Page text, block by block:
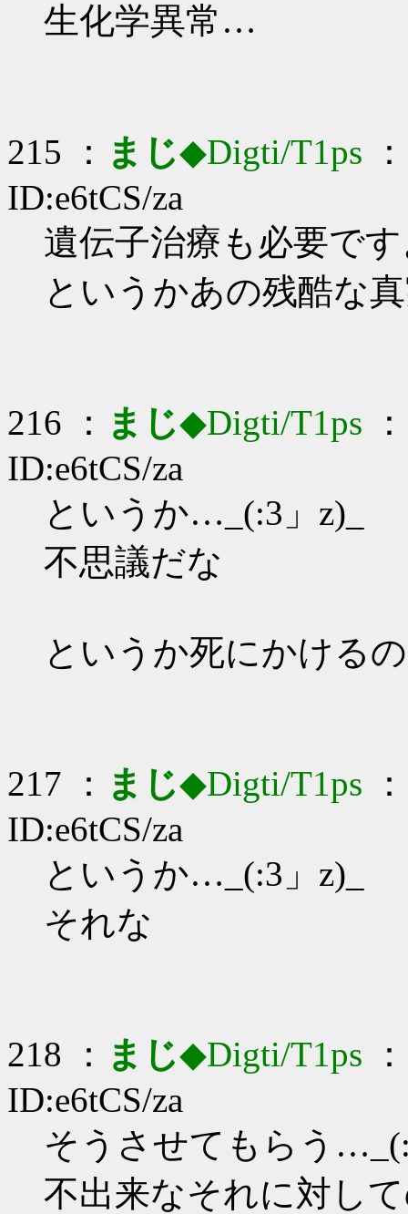
生化学異常…
215 ： まじ◆Digti/T1ps
ID:e6tCS/za
遺伝子治療も必要で
というかあの残酷な
216 ： まじ◆Digti/T1ps
ID:e6tCS/za
というか…_(:3」z)_
不思議だな
というか死にかける
217 ： まじ◆Digti/T1ps
ID:e6tCS/za
というか…_(:3」z)_
それな
218 ： まじ◆Digti/T1ps
ID:e6tCS/za
そうさせてもらう
不出来なそれに対し